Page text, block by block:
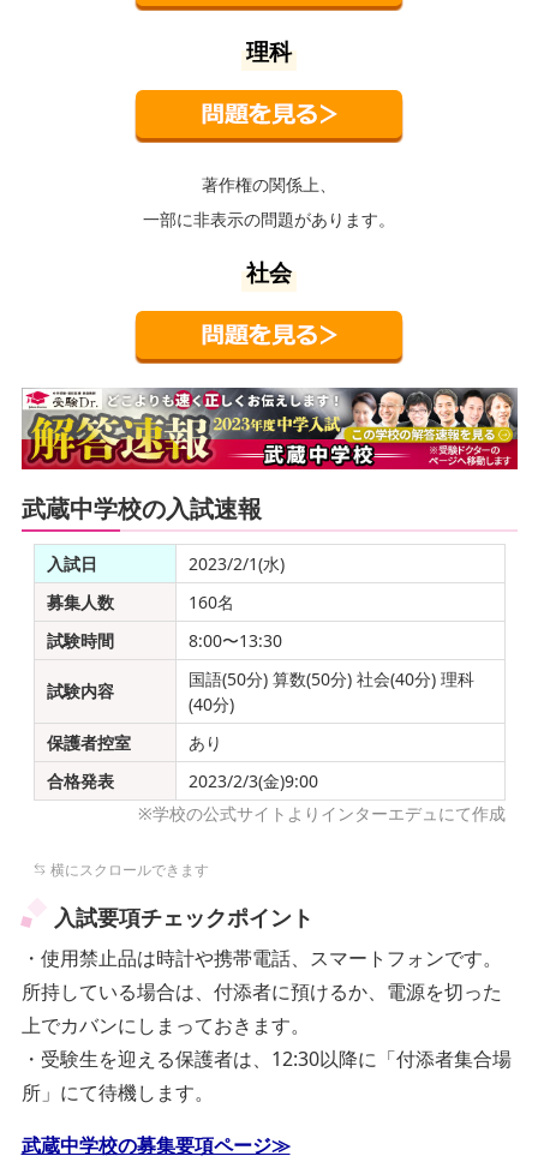
理科
著作権の関係上、
一部に非表示の問題があります。
社会
武蔵中学校の入試速報
入試日
2023/2/1(水)
募集人数
160名
試験時間
8:00〜13:30
試験内容
国語(50分) 算数(50分) 社会(40分) 理科
(40分)
保護者控室
あり
合格発表
2023/2/3(金)9:00
※学校の公式サイトよりインターエデュにて作成
入試要項チェックポイント
・使用禁止品は時計や携帯電話、スマートフォンです。
所持している場合は、付添者に預けるか、電源を切った
上でカバンにしまっておきます。
・受験生を迎える保護者は、12:30以降に「付添者集合場
所」にて待機します。
武蔵中学校の募集要項ページ≫